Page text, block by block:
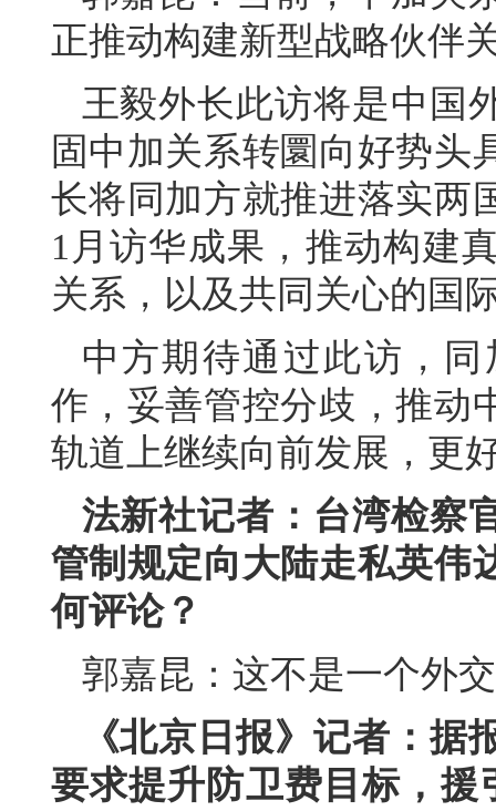
正推动构建新型战略伙伴
王毅外长此访将是中国
固中加关系转圜向好势头
长将同加方就推进落实两
1月访华成果，推动构建
关系，以及共同关心的国
中方期待通过此访，
作，妥善管控分歧，推动
轨道上继续向前发展，更
法新社记者：台湾检察
管制规定向大陆走私英伟
何评论？
郭嘉昆：这不是一个外
《北京日报》记者：
要求提升防卫费目标，援